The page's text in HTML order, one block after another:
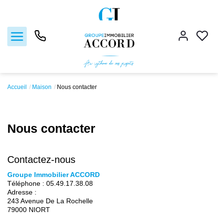
Locations
Gestion locative
Nos agences
Accueil Maison Nous contacter
Nous contacter
Contactez-nous
Groupe Immobilier ACCORD
Téléphone : 05.49.17.38.08
Adresse :
243 Avenue De La Rochelle
79000 NIORT